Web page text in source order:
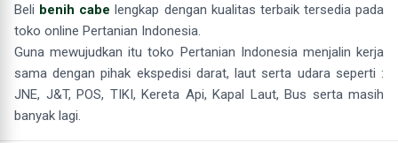
Beli benih cabe lengkap dengan kualitas terbaik tersedia pada
toko online Pertanian Indonesia.
Guna mewujudkan itu toko Pertanian Indonesia menjalin kerja
sama dengan pihak ekspedisi darat, laut serta udara seperti :
JNE, J&T, POS, TIKI, Kereta Api, Kapal Laut, Bus serta masih
banyak lagi.